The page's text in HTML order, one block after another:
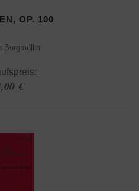
OP. 100
Burgmüller
€